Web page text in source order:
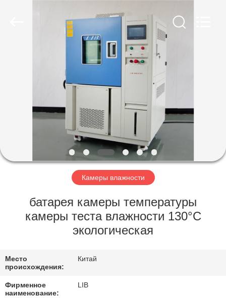
ПРОДУКТЫ
ПУТЕШЕСТВИЕ
ПРОВЕРКА
КАЧЕСТВА
СВЯЖИТЕСЬ
МЫ
Камеры влажности
батарея камеры температуры
камеры теста влажности 130°C
экологическая
Место
происхождения:
Китай
Фирменное
наименование:
LIB